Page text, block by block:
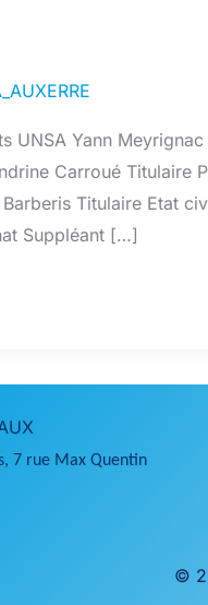
UNSA Yann Meyrignac
Carroué Titulaire
Titulaire Etat
Suppléant […]
7 rue Max Quentin
©